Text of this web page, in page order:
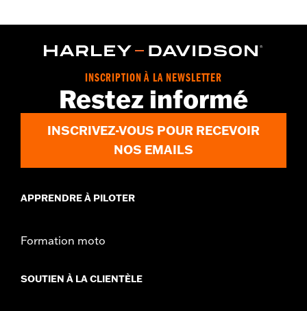
aux modèles Touring à partir de 2024 (sauf FLTRK, FLHTK et FLI
à partir de 2024 et FLTRXSTSE à partir de 2024 et FLTRXRRSE
Instructions d’installation
Oui
Vendu à l'unité:Chaque
Supports et bras latéraux gauche et droit
GARANTIE:1 year limited warranty – Go towww.h-
AVERTISSEMENT: N'utilisez pas les repose-pieds d’autoroute à
mortelles.
INSCRIPTION À LA NEWSLETTER
Restez informé
INSCRIVEZ-VOUS POUR RECEVOIR
NOS EMAILS
APPRENDRE À PILOTER
Formation moto
SOUTIEN À LA CLIENTÈLE